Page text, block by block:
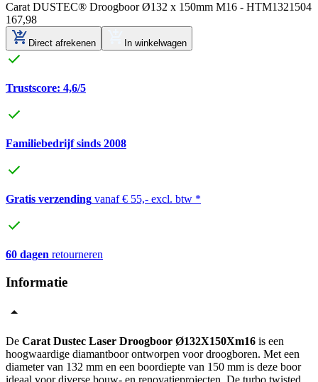
Carat DUSTEC® Droogboor Ø132 x 150mm M16 - HTM1321504
167,98
Direct afrekenen In winkelwagen
Trustscore: 4,6/5
Familiebedrijf sinds 2008
Gratis verzending vanaf € 55,- excl. btw *
60 dagen retourneren
Informatie
De Carat Dustec Laser Droogboor Ø132X150Xm16 is een
hoogwaardige diamantboor ontworpen voor droogboren. Met een
diameter van 132 mm en een boordiepte van 150 mm is deze boor
ideaal voor diverse bouw- en renovatieprojecten. De turbo twisted